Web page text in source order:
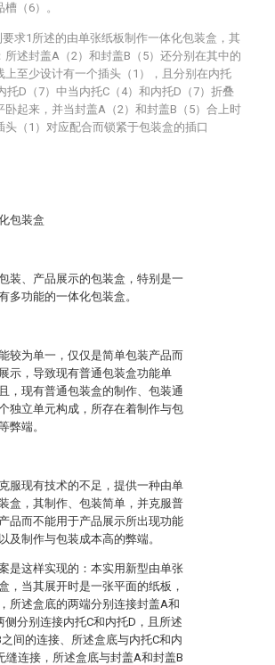
包装盒
装、产品展示的包装盒，特别是一
多功能的一体化包装盒。
较为单一，仅仅是简单包装产品而
示，导致现有普通包装盒功能单
，现有普通包装盒的制作、包装通
独立单元构成，所存在着制作与包
弊端。
服现有技术的不足，提供一种由单
盒，其制作、包装简单，并克服普
品而不能用于产品展示所出现功能
及制作与包装成本高的弊端。
是这样实现的：本实用新型由单张
，当其展开时是一张平面的纸板，
所述盒底的两端分别连接封盖A和
侧分别连接内托C和内托D，且所述
间的连接、所述盒底与内托C和内
缝连接，所述盒底与封盖A和封盖B
（6）。
要求1所述的由单张纸板制作一体化包装盒，其
所述封盖A（2）和封盖B（5）还分别在其中的
上至少设计有一个插头（1），且分别在内托
托D（7）中当内托C（4）和内托D（7）折叠
卧起来，并当封盖A（2）和封盖B（5）合上时
头（1）对应配合而锁紧于包装盒的插口